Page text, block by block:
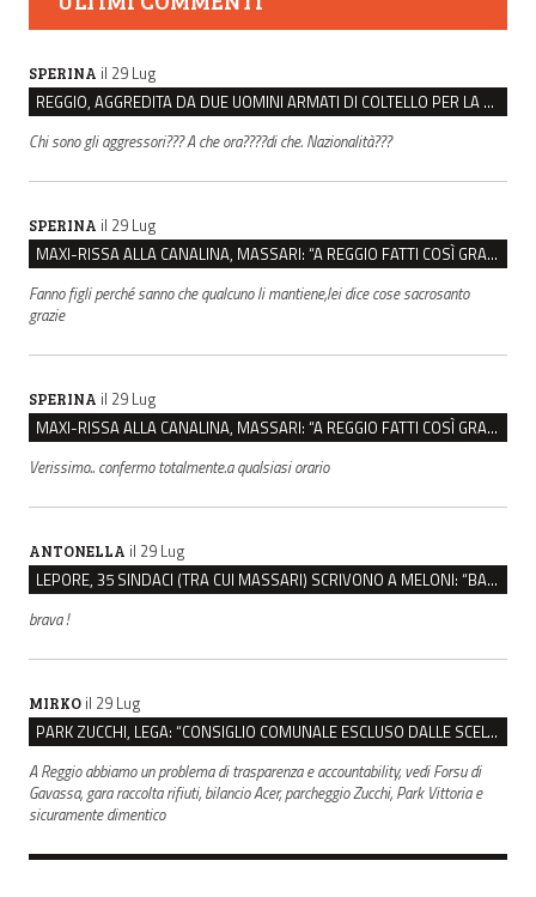
SPERINA il 29 Lug
REGGIO, AGGREDITA DA DUE UOMINI ARMATI DI COLTELLO PER LA BORSA: LEI REAGISCE E LI FA SCAPPARE
Chi sono gli aggressori??? A che ora????di che. Nazionalità???
SPERINA il 29 Lug
MAXI-RISSA ALLA CANALINA, MASSARI: “A REGGIO FATTI COSÌ GRAVI NON DEVONO TROVARE SPAZIO”
Fanno figli perché sanno che qualcuno li mantiene,lei dice cose sacrosanto
grazie
SPERINA il 29 Lug
MAXI-RISSA ALLA CANALINA, MASSARI: “A REGGIO FATTI COSÌ GRAVI NON DEVONO TROVARE SPAZIO”
Verissimo.. confermo totalmente.a qualsiasi orario
ANTONELLA il 29 Lug
LEPORE, 35 SINDACI (TRA CUI MASSARI) SCRIVONO A MELONI: “BASTA ATTACCHI ISTITUZIONALI”
brava !
MIRKO il 29 Lug
PARK ZUCCHI, LEGA: “CONSIGLIO COMUNALE ESCLUSO DALLE SCELTE, PRETENDIAMO TUTTI GLI ATTI”
A Reggio abbiamo un problema di trasparenza e accountability, vedi Forsu di
Gavassa, gara raccolta rifiuti, bilancio Acer, parcheggio Zucchi, Park Vittoria e
sicuramente dimentico